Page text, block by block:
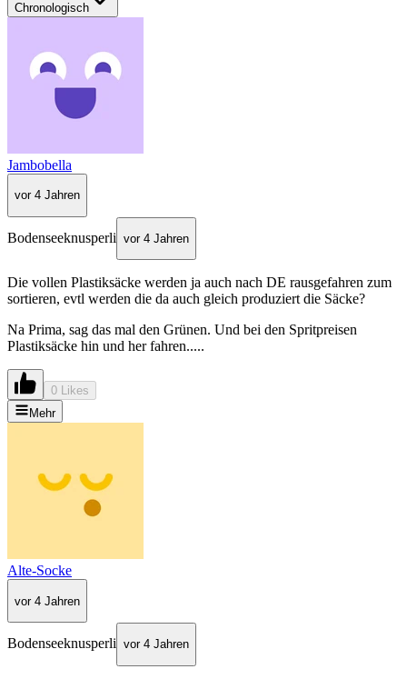
Chronologisch
Jambobella
vor 4 Jahren
Bodenseeknusperli vor 4 Jahren
Die vollen Plastiksäcke werden ja auch nach DE rausgefahren zum
sortieren, evtl werden die da auch gleich produziert die Säcke?
Na Prima, sag das mal den Grünen. Und bei den Spritpreisen
Plastiksäcke hin und her fahren.....
0 Likes
Mehr
Alte-Socke
vor 4 Jahren
Bodenseeknusperli vor 4 Jahren